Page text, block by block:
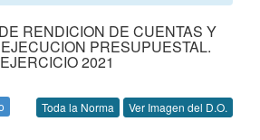
RENDICION DE CUENTAS Y
PRESUPUESTAL.
EJERCICIO 2021
Toda la Norma Ver Imagen del D.O.